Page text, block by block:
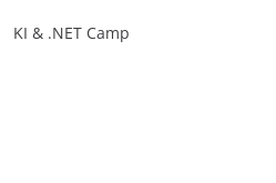
KI & .NET Camp